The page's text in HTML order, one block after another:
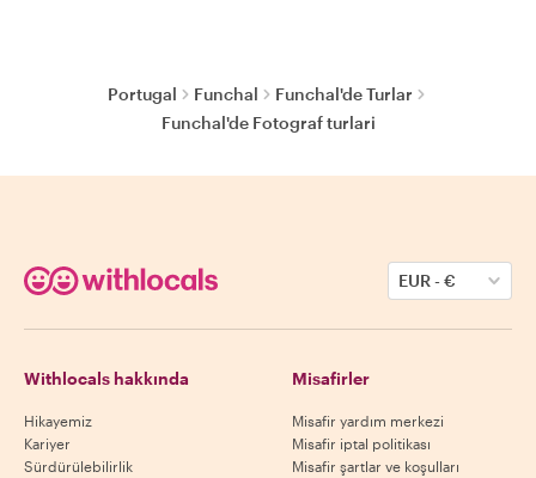
Portugal Funchal
Funchal'de Turlar
Funchal'de Fotograf turlari
EUR-€
Withlocals hakkında
Hikayemiz
Kariyer
Sürdürülebilirlik
Misafirler
Misafir yardım merkezi
Misafir iptal politikası
Misafir şartlar ve koşulları